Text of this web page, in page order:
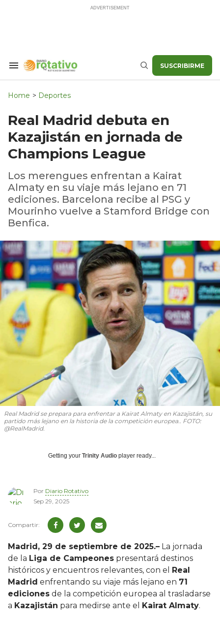
Search
Navigation
Buscar SUSCRIBIRME
Home > Deportes
Real Madrid debuta en
Kazajistán en jornada de
Champions League
Los merengues enfrentan a Kairat
Almaty en su viaje más lejano en 71
ediciones. Barcelona recibe al PSG y
Mourinho vuelve a Stamford Bridge con
Benfica.
Real Madrid se prepara para enfrentar a Kairat Almaty en Kazajistán, su
partido más lejano en la historia de la competición europea.. FOTO:
@RealMadrid.
Getting your Trinity Audio player ready...
Por Diario Rotativo
Sep 29, 2025
Madrid, 29 de septiembre de 2025.– La jornada
de la Liga de Campeones presentará destinos
históricos y encuentros relevantes, con el Real
Madrid enfrentando su viaje más lejano en 71
ediciones de la competición europea al trasladarse
a Kazajistán para medirse ante el Kairat Almaty.